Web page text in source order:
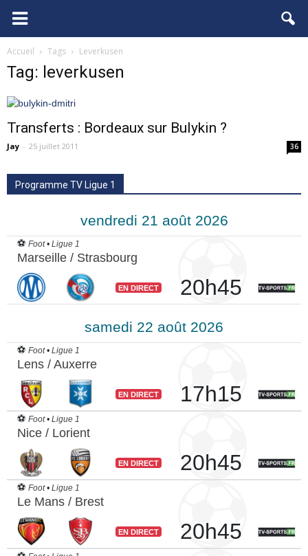
FCGB.net
Accueil Tags Leverkusen
Tag: leverkusen
Transferts : Bordeaux sur Bulykin ?
Jay - 25 juillet 2011 36
Programme TV Ligue 1